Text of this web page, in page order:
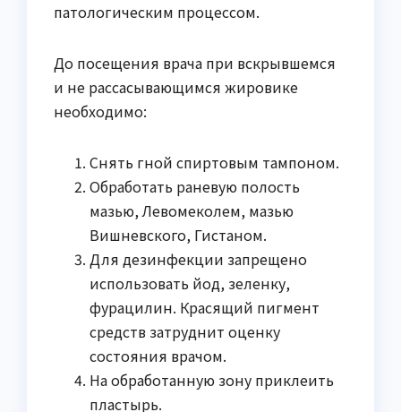
патологическим процессом.
До посещения врача при вскрывшемся
и не рассасывающимся жировике
необходимо:
Снять гной спиртовым тампоном.
Обработать раневую полость
мазью, Левомеколем, мазью
Вишневского, Гистаном.
Для дезинфекции запрещено
использовать йод, зеленку,
фурацилин. Красящий пигмент
средств затруднит оценку
состояния врачом.
На обработанную зону приклеить
пластырь.